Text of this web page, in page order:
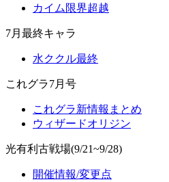
カイム限界超越
7月最終キャラ
水ククル最終
これグラ7月号
これグラ新情報まとめ
ウィザードオリジン
光有利古戦場(9/21~9/28)
開催情報/変更点